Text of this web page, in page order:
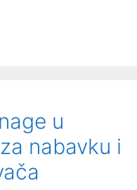
u
nabavku i